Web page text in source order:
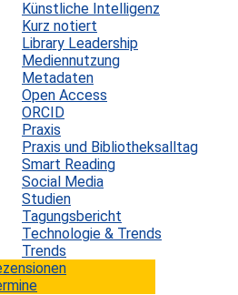
Künstliche Intelligenz
Kurz notiert
Library Leadership
Mediennutzung
Metadaten
Open Access
ORCID
Praxis
Praxis und Bibliotheksalltag
Smart Reading
Social Media
Studien
Tagungsbericht
Technologie & Trends
Trends
Internet & American Life
das Nutzungsverhalten
Netzwerk-Seiten.
Zeitraum eine
der neusten Untersuchung
der erwachsenen Onliner
Obwohl prozentual
mehr Jugendliche soziale
allem die stark steigende
auf. In den...
in Social